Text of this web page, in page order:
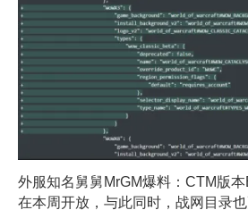
外服知名舅舅MrGM爆料：CTM版
在本周开放，与此同时，战网目录